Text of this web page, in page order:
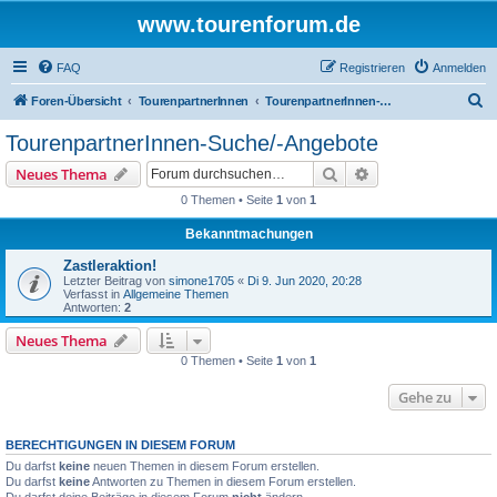
www.tourenforum.de
FAQ Anmelden
Registrieren
Foren-Übersicht TourenpartnerInnen TourenpartnerInnen-Suche/-Angebote
TourenpartnerInnen-Suche/-Angebote
Neues Thema Suche
0 Themen • Seite 1 von 1
Bekanntmachungen
Zastleraktion!
Letzter Beitrag von simone1705 « Di 9. Jun 2020, 20:28
Verfasst in Allgemeine Themen
Antworten: 2
Neues Thema
0 Themen • Seite 1 von 1
Gehe zu
BERECHTIGUNGEN IN DIESEM FORUM
Du darfst keine neuen Themen in diesem Forum erstellen.
Du darfst keineAntworten zu Themen in diesem Forum erstellen.